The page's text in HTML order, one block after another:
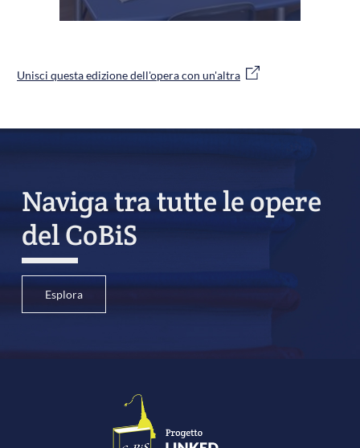
Unisci questa edizione dell'opera con un'altra
Naviga tra tutte le opere
del CoBiS
Esplora